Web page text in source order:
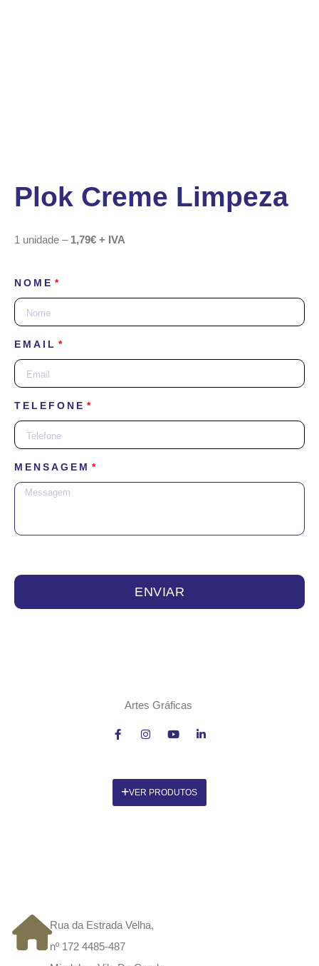
Plok Creme Limpeza
1 unidade – 1,79€ + IVA
NOME
EMAIL
TELEFONE
MENSAGEM
ENVIAR
Artes Gráficas
VER PRODUTOS
Rua da Estrada Velha,
nº 172 4485-487